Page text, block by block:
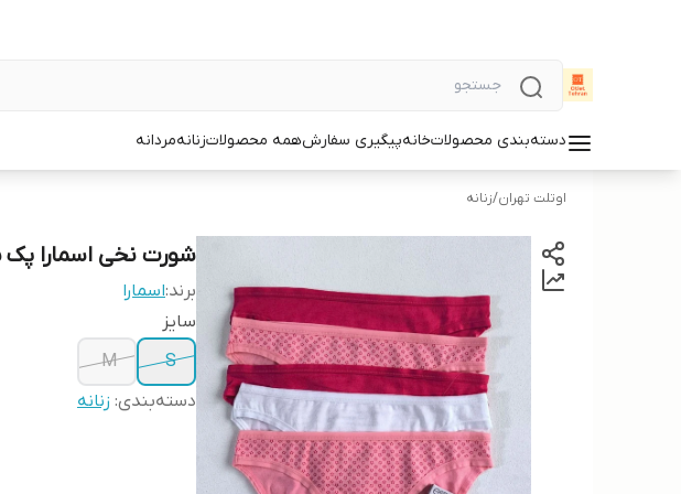
دسته‌بندی محصولاتخانهپیگیری سفارشهمه محصولاتزنانهمردانه
اوتلت تهران/زنانه
شورت نخی اسمارا پک ۵ عددی
برند:اسمارا
سایز
S
M
دسته‌بندی: زنانه